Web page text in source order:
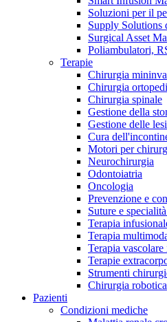
Campione stomia o cateteri
Richiedi gratuitamente un
Trova la tua opportunità di
Scopri le opportunità di
Soluzioni per il
Supply Solutions
Surgical Asset
Poliambulatori,
Terapie
Chirurgia
Chirurgia
Chirurgia spinale
Gestione della
Gestione delle
Cura
Motori per
Neurochirurgia
Odontoiatria
Oncologia
Prevenzione e
Suture e
Terapia
Terapia
Terapia
Terapie
Strumenti
Chirurgia robotica
Pazienti
Condizioni mediche